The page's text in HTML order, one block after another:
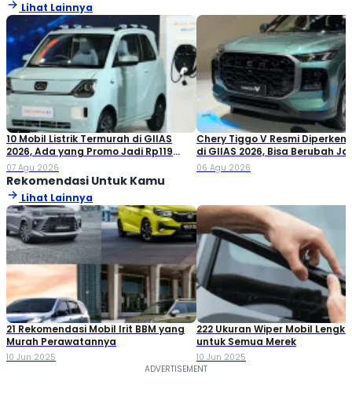
Lihat Lainnya
10 Mobil Listrik Termurah di GIIAS
2026, Ada yang Promo Jadi Rp119
Jutaan!
07 Agu 2026
Chery Tiggo V Resmi
di GIIAS 2026, Bisa Berubah
Double Cabin
06 Agu 2026
Rekomendasi Untuk Kamu
Lihat Lainnya
21 Rekomendasi Mobil Irit BBM yang
Murah Perawatannya
10 Jun 2025
222 Ukuran Wiper Mobil
untuk Semua Merek
10 Jun 2025